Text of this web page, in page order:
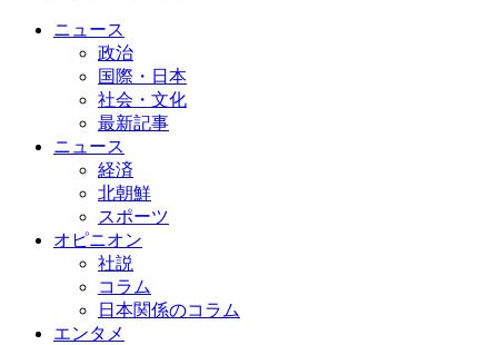
ニュース
政治
国際・日本
社会・文化
最新記事
ニュース
経済
北朝鮮
スポーツ
オピニオン
社説
コラム
日本関係のコラム
エンタメ